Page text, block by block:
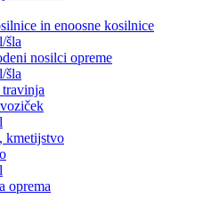
in enoosne kosilnice
šla
nosilci opreme
šla
kmetijstvo
oprema